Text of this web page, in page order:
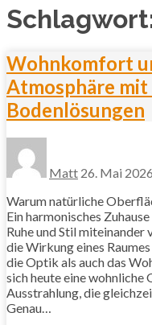
Wohnkomfort
Atmosphäre
Bodenlösungen
Matt 26. Mai 2026
Warum natürliche
Ein harmonisches
Ruhe und Stil miteinander
die Wirkung eines
die Optik als auch das
sich heute eine
Ausstrahlung, die
Genau…